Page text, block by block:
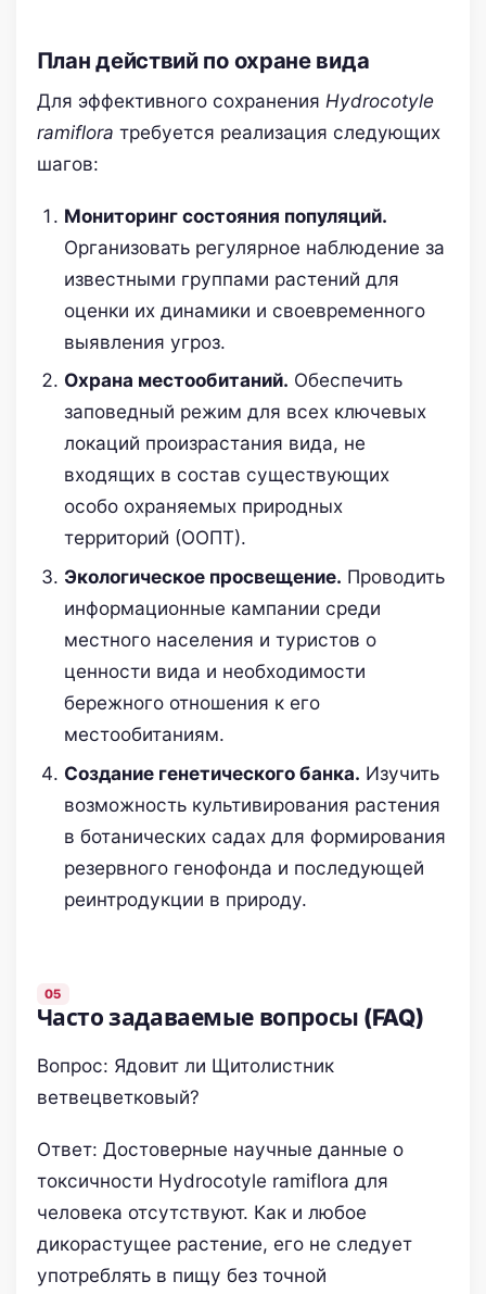
План действий по охране вида
Для эффективного сохранения Hydrocotyle
ramiflora требуется реализация следующих
шагов:
Мониторинг состояния популяций.
Организовать регулярное наблюдение за
известными группами растений для
оценки их динамики и своевременного
выявления угроз.
Охрана местообитаний. Обеспечить
заповедный режим для всех ключевых
локаций произрастания вида, не
входящих в состав существующих
особо охраняемых природных
территорий (ООПТ).
Экологическое просвещение. Проводить
информационные кампании среди
местного населения и туристов о
ценности вида и необходимости
бережного отношения к его
местообитаниям.
Создание генетического банка. Изучить
возможность культивирования растения
в ботанических садах для формирования
резервного генофонда и последующей
реинтродукции в природу.
Часто задаваемые вопросы (FAQ)
Вопрос: Ядовит ли Щитолистник
ветвецветковый?
Ответ: Достоверные научные данные о
токсичности Hydrocotyle ramiflora для
человека отсутствуют. Как и любое
дикорастущее растение, его не следует
употреблять в пищу без точной